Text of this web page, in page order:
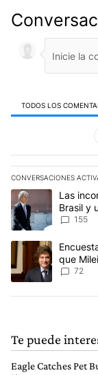
TODOS LOS
Todos los
CONVERSACIONES
Este listado
Un artículo de
Las
Brasil y
155
Un artículo de
que
negativa
72